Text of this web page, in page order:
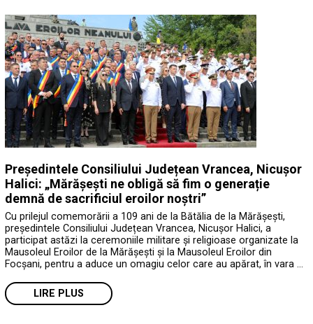
Președintele Consiliului Județean Vrancea, Nicușor
Halici: „Mărășești ne obligă să fim o generație
demnă de sacrificiul eroilor noștri”
Cu prilejul comemorării a 109 ani de la Bătălia de la Mărășești,
președintele Consiliului Județean Vrancea, Nicușor Halici, a
participat astăzi la ceremoniile militare și religioase organizate la
Mausoleul Eroilor de la Mărășești și la Mausoleul Eroilor din
Focșani, pentru a aduce un omagiu celor care au apărat, în vara …
LIRE PLUS